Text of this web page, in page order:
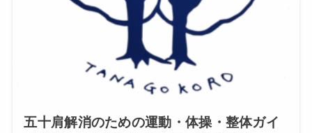
五十肩解消のための運動・体操・整体ガイ